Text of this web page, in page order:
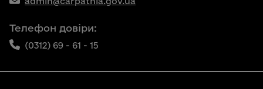
Телефон довіри:
(0312) 69 - 61 - 15